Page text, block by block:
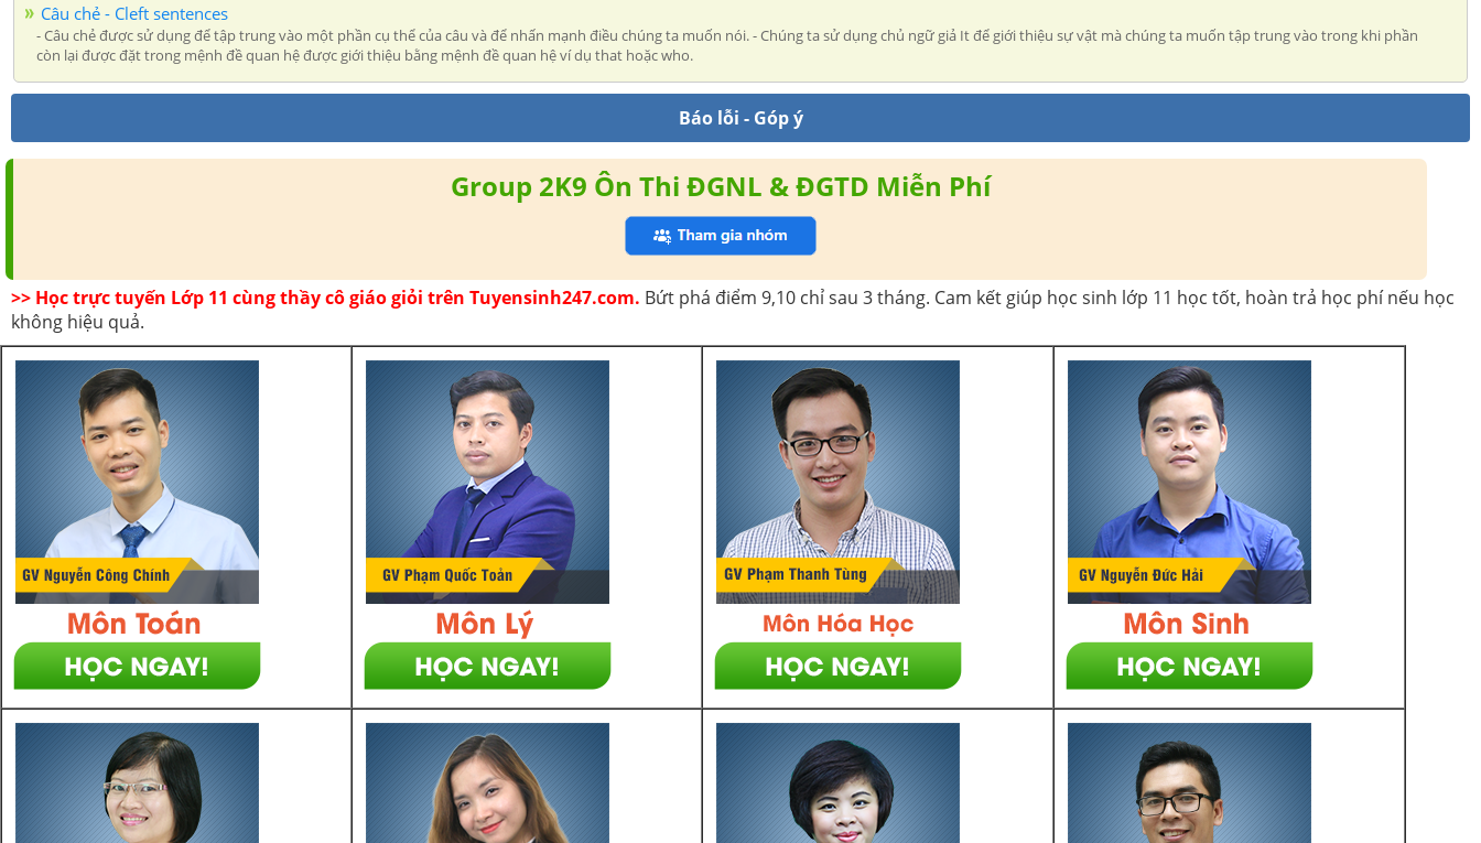
Câu chẻ - Cleft sentences
- Câu chẻ được sử dụng để tập trung vào một phần cụ thể của câu và để nhấn mạnh điều chúng ta muốn nói. - Chúng ta sử dụng chủ ngữ giả It để giới thiệu sự vật mà chúng ta muốn tập trung vào trong khi phần
còn lại được đặt trong mệnh đề quan hệ được giới thiệu bằng mệnh đề quan hệ ví dụ that hoặc who.
Báo lỗi - Góp ý
Group 2K9 Ôn Thi ĐGNL & ĐGTD Miễn Phí
>> Học trực tuyến Lớp 11 cùng thầy cô giáo giỏi trên Tuyensinh247.com. Bứt phá điểm 9,10 chỉ sau 3 tháng. Cam kết giúp học sinh lớp 11 học tốt, hoàn trả học phí nếu học
không hiệu quả.